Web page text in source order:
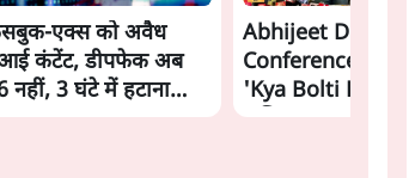
एक्स को अवैध
कंटेंट, डीपफेक अब
नहीं, 3 घंटे में हटाना
Abhijeet Dipke
Conference: CJP
'Kya Bolti Public'
अभियान, चुनाव